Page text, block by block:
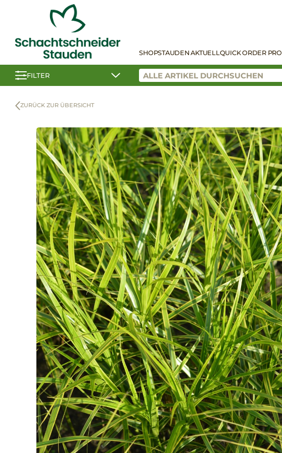
SHOPSTAUDEN AKTUELLQUICK ORDER PRO
FILTER
ZURÜCK ZUR ÜBERSICHT